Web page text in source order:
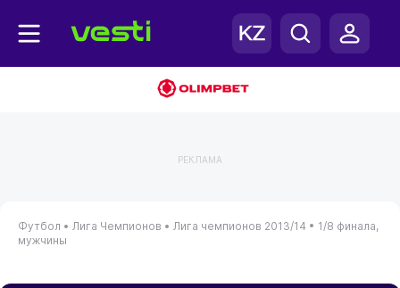
РЕКЛАМА
Футбол • Лига Чемпионов • Лига чемпионов 2013/14 • 1/8 финала,
мужчины